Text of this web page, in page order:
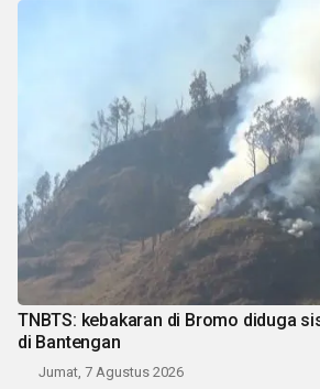
TNBTS: kebakaran di Bromo diduga
di Bantengan
Jumat, 7 Agustus 2026